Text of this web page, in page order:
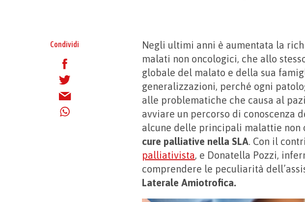
Condividi Negli ultimi anni è aumentata la
malati non oncologici, che allo
globale del malato e della sua
generalizzazioni, perché ogni
alle problematiche che causa al
avviare un percorso di conoscenza
alcune delle principali malattie
cure palliative nella SLA. Con il
palliativista, e Donatella Pozzi,
comprendere le peculiarità
Laterale Amiotrofica.